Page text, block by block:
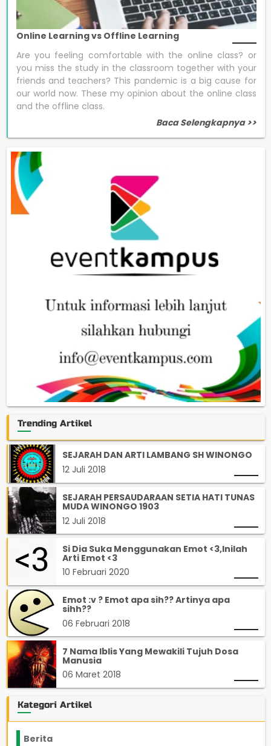
Online Learning vs Offline Learning
Are you feeling comfortable with the online class? or
you miss the study in the classroom together with your
friends and teachers? This pandemic is a big cause for
our world now. These my opinion about the online class
and the offline class.
Baca Selengkapnya >>
Trending Artikel
SEJARAH DAN ARTI LAMBANG SH WINONGO
12 Juli 2018
SEJARAH PERSAUDARAAN SETIA HATI TUNAS
MUDA WINONGO 1903
12 Juli 2018
Si Dia Suka Menggunakan Emot <3,Inilah
Arti Emot <3
10 Februari 2020
Emot :v ? Emot apa sih?? Artinya apa
sihh??
06 Februari 2018
7 Nama Iblis Yang Mewakili Tujuh Dosa
Manusia
06 Maret 2018
Kategori Artikel
Berita